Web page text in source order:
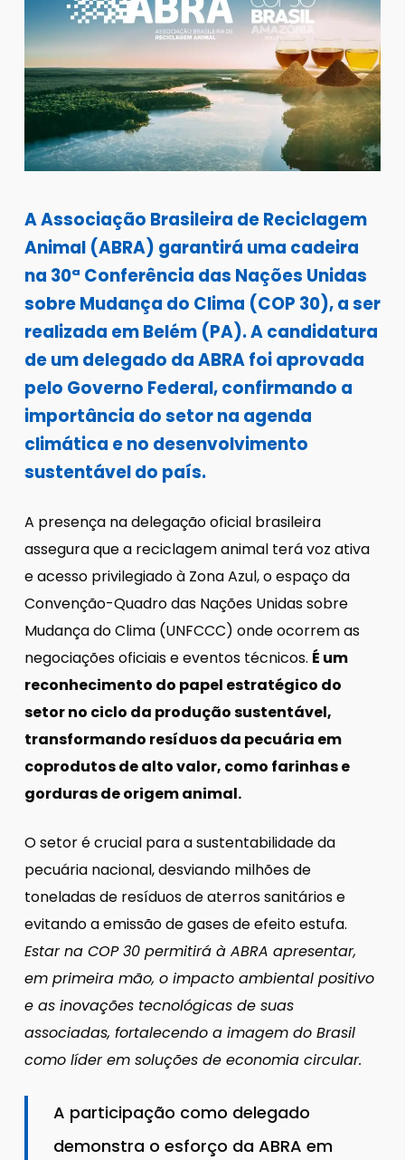
A Associação Brasileira de Reciclagem
Animal (ABRA) garantirá uma cadeira
na 30ª Conferência das Nações Unidas
sobre Mudança do Clima (COP 30), a ser
realizada em Belém (PA). A candidatura
de um delegado da ABRA foi aprovada
pelo Governo Federal, confirmando a
importância do setor na agenda
climática e no desenvolvimento
sustentável do país.
A presença na delegação oficial brasileira
assegura que a reciclagem animal terá voz ativa
e acesso privilegiado à Zona Azul, o espaço da
Convenção-Quadro das Nações Unidas sobre
Mudança do Clima (UNFCCC) onde ocorrem as
negociações oficiais e eventos técnicos. É um
reconhecimento do papel estratégico do
setor no ciclo da produção sustentável,
transformando resíduos da pecuária em
coprodutos de alto valor, como farinhas e
gorduras de origem animal.
O setor é crucial para a sustentabilidade da
pecuária nacional, desviando milhões de
toneladas de resíduos de aterros sanitários e
evitando a emissão de gases de efeito estufa.
Estar na COP 30 permitirá à ABRA apresentar,
em primeira mão, o impacto ambiental positivo
e as inovações tecnológicas de suas
associadas, fortalecendo a imagem do Brasil
como líder em soluções de economia circular.
A participação como delegado
demonstra o esforço da ABRA em